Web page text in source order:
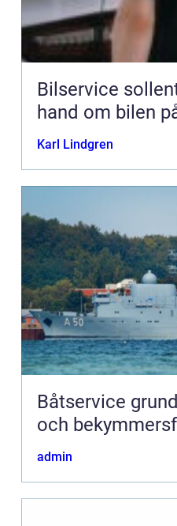
Bilservice sollentuna
hand om bilen
Karl Lindgren
Båtservice grunden för tryggt
och
admin